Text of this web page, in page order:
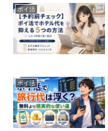
ポイ活
ポイ活